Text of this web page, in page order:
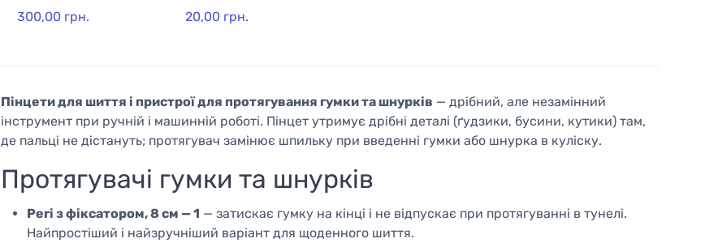
300,00 грн. 20,00 грн.
Пінцети для шиття і пристрої для протягування гумки та шнурків — дрібний, але незамінний
інструмент при ручній і машинній роботі. Пінцет утримує дрібні деталі (ґудзики, бусини, кутики) там,
де пальці не дістануть; протягувач замінює шпильку при введенні гумки або шнурка в куліску.
Протягувачі гумки та шнурків
Peri з фіксатором, 8 см — 1 — затискає гумку на кінці і не відпускає при протягуванні в тунелі.
Найпростіший і найзручніший варіант для щоденного шиття.